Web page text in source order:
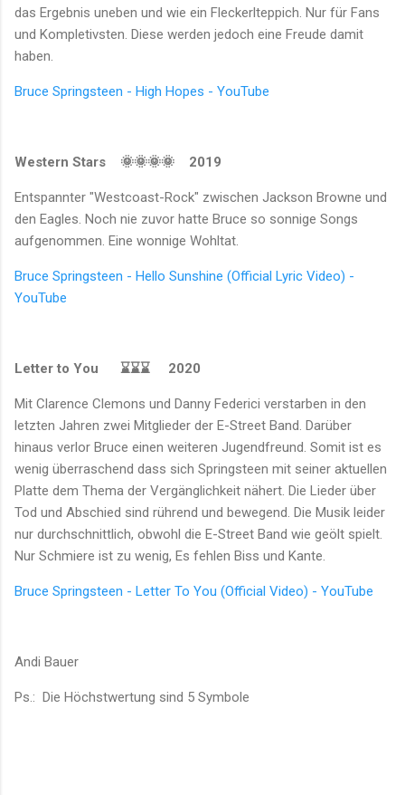
das Ergebnis uneben und wie ein Fleckerlteppich. Nur für Fans
und Kompletivsten. Diese werden jedoch eine Freude damit
haben.
Bruce Springsteen - High Hopes - YouTube
Western Stars 🌞🌞🌞🌞 2019
Entspannter "Westcoast-Rock" zwischen Jackson Browne und
den Eagles. Noch nie zuvor hatte Bruce so sonnige Songs
aufgenommen. Eine wonnige Wohltat.
Bruce Springsteen - Hello Sunshine (Official Lyric Video) -
YouTube
Letter to You ⌛⌛⌛ 2020
Mit Clarence Clemons und Danny Federici verstarben in den
letzten Jahren zwei Mitglieder der E-Street Band. Darüber
hinaus verlor Bruce einen weiteren Jugendfreund. Somit ist es
wenig überraschend dass sich Springsteen mit seiner aktuellen
Platte dem Thema der Vergänglichkeit nähert. Die Lieder über
Tod und Abschied sind rührend und bewegend. Die Musik leider
nur durchschnittlich, obwohl die E-Street Band wie geölt spielt.
Nur Schmiere ist zu wenig, Es fehlen Biss und Kante.
Bruce Springsteen - Letter To You (Official Video) - YouTube
Andi Bauer
Ps.: Die Höchstwertung sind 5 Symbole